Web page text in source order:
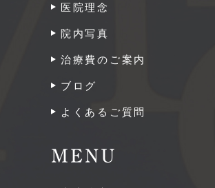
医院理念
院内写真
治療費のご案内
ブログ
よくあるご質問
MENU